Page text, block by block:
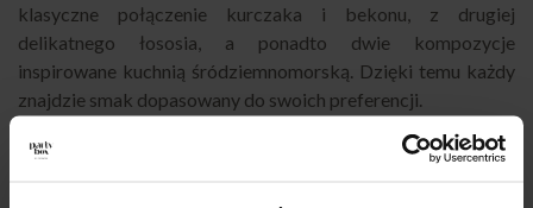
klasyczne połączenie kurczaka i bekonu, z drugiej
delikatnego łososia, a ponadto dwie kompozycje
inspirowane kuchnią śródziemnomorską. Dzięki temu każdy
znajdzie smak dopasowany do swoich preferencji.
IDEALNY CATERING NA SPOTKANIA I EVENTY